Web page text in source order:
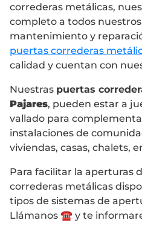
correderas metálicas,
completo a todos
mantenimiento y
puertas correderas
calidad y cuentan con
Nuestras puertas
Pajares, pueden estar a
vallado para
instalaciones de
viviendas, casas, chalets,
Para facilitar la aperturas
correderas metálicas
tipos de sistemas de
Llámanos ☎️ y te